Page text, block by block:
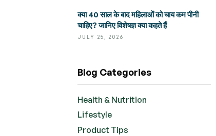
JULY 25, 2026
क्या 40 साल के बाद महिलाओं को चाय कम पीनी
चाहिए? जानिए विशेषज्ञ क्या कहते हैं
Blog Categories
Health & Nutrition
Lifestyle
Product Tips